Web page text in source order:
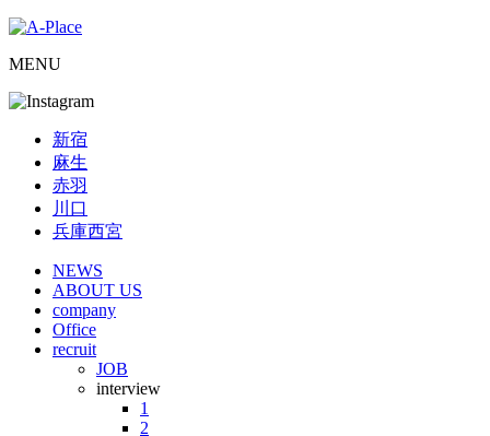
MENU
新宿
麻生
赤羽
川口
兵庫西宮
NEWS
ABOUT US
company
Office
recruit
JOB
interview
1
2